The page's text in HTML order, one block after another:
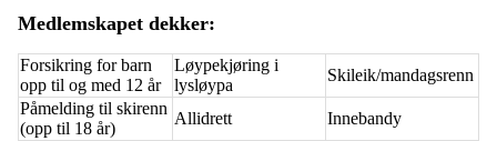
Medlemskapet dekker:
Forsikring for barn
opp til og med 12 år
Løypekjøring i
lysløypa
Skileik/mandagsrenn
Påmelding til skirenn
(opp til 18 år)
Allidrett Innebandy